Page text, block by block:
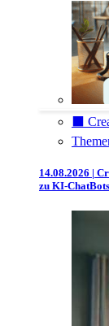
⬛️
14.08.2026 |
zu KI-